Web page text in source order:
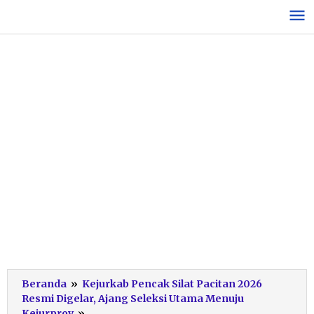
konten
Beranda » Kejurkab Pencak Silat Pacitan 2026
Resmi Digelar, Ajang Seleksi Utama Menuju